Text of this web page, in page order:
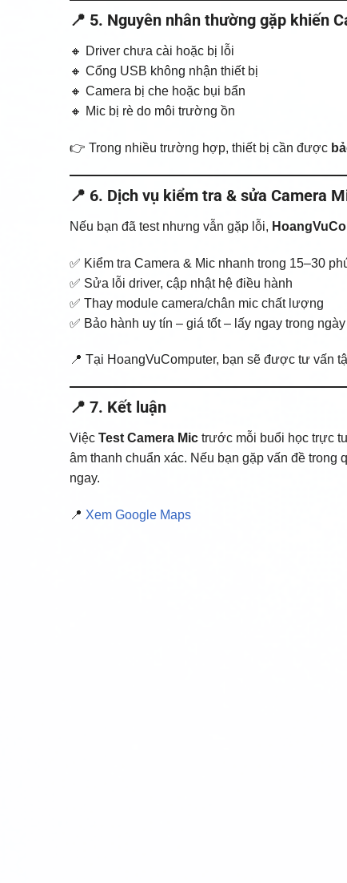
📍 5. Nguyên nhân thường gặp khiến
🔸 Driver chưa cài hoặc bị lỗi
🔸 Cổng USB không nhận thiết bị
🔸 Camera bị che hoặc bụi bẩn
🔸 Mic bị rè do môi trường ồn
👉 Trong nhiều trường hợp, thiết bị cần được
📍 6. Dịch vụ kiểm tra & sửa Camera
Nếu bạn đã test nhưng vẫn gặp lỗi,
✅ Kiểm tra Camera & Mic nhanh trong 15–30
✅ Sửa lỗi driver, cập nhật hệ điều hành
✅ Thay module camera/chân mic chất lượng
✅ Bảo hành uy tín – giá tốt – lấy ngay trong ngày
📍 Tại HoangVuComputer, bạn sẽ được tư vấn
📍 7. Kết luận
Việc Test Camera Mic trước mỗi buổi học trực
âm thanh chuẩn xác. Nếu bạn gặp vấn đề trong
ngay.
📍 Xem Google Maps